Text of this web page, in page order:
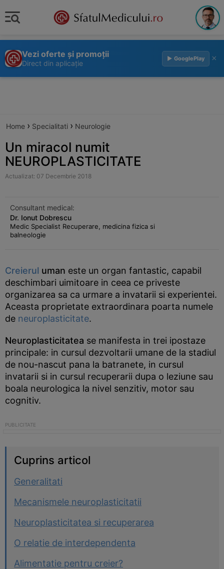
Vezi oferte și promoții
Direct din aplicație
▶ GooglePlay ×
Home › Specialitati › Neurologie
Un miracol numit
NEUROPLASTICITATE
Actualizat: 07 Decembrie 2018
Consultant medical:
Dr. Ionut Dobrescu
Medic Specialist Recuperare, medicina fizica si
balneologie
Creierul uman este un organ fantastic, capabil
deschimbari uimitoare in ceea ce priveste
organizarea sa ca urmare a invatarii si experientei.
Aceasta proprietate extraordinara poarta numele
de neuroplasticitate.
Neuroplasticitatea se manifesta in trei ipostaze
principale: in cursul dezvoltarii umane de la stadiul
de nou-nascut pana la batranete, in cursul
invatarii si in cursul recuperarii dupa o leziune sau
boala neurologica la nivel senzitiv, motor sau
cognitiv.
Cuprins articol
Generalitati
Mecanismele neuroplasticitatii
Neuroplasticitatea si recuperarea
O relatie de interdependenta
Alimentatie pentru creier?